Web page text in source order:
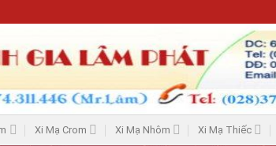
Xi Mạ Crom Xi Mạ Nhôm Xi Mạ Thiếc